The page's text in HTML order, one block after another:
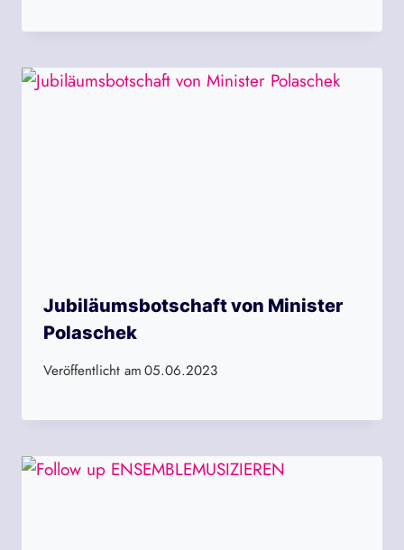
Jubiläumsbotschaft von Minister
Polaschek
Veröffentlicht am05.06.2023